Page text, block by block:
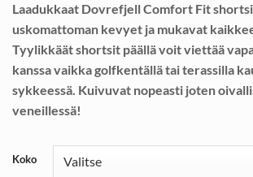
Laadukkaat Dovrefjell Comfort Fit
uskomattoman kevyet ja mukavat
Tyylikkäät shortsit päällä voit viettää
kanssa vaikka golfkentällä tai terassilla
sykkeessä. Kuivuvat nopeasti joten
veneillessä!
Koko